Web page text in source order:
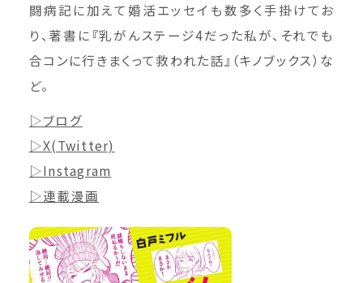
闘病記に加えて婚活エッセイも数多く手掛けてお
り、著書に『乳がんステージ4だった私が、それでも
合コンに行きまくって救われた話』（キノブックス）な
ど。
▷ブログ
▷X(Twitter)
▷Instagram
▷連載漫画